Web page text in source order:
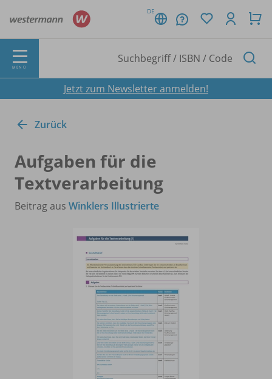
DE
MENÜ
Jetzt zum Newsletter anmelden!
Zurück
Aufgaben für die
Textverarbeitung
Beitrag aus Winklers Illustrierte